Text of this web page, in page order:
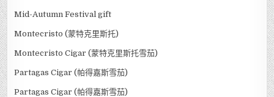
Mid-Autumn Festival gift
Montecristo (蒙特克里斯托)
Montecristo Cigar (蒙特克里斯托雪茄)
Partagas Cigar (帕得嘉斯雪茄)
Partagas Cigar (帕得嘉斯雪茄)